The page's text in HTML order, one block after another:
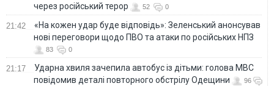
через російський терор
52 0
21:42
«На кожен удар буде відповідь»: Зеленський анонсував
нові переговори щодо ПВО та атаки по російських НПЗ
83 0
21:17
Ударна хвиля зачепила автобус із дітьми: голова МВС
повідомив деталі повторного обстрілу Одещини
96